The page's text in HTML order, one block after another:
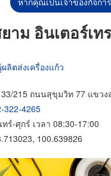
าม อินเตอร์เท
ลิตส่งเครื่องแก้ว
215 ถนนสุขุมวิท 77 แขว
322-4265
ร์-ศุกร์ เวลา 08:30-17:00
100.639826